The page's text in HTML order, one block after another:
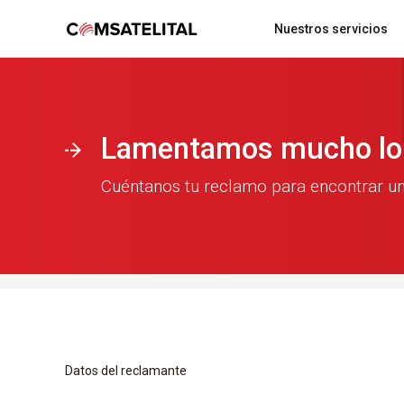
Nuestros servicios
Localización y monitoreo vehicular
Acerca de comsatelital
Lamentamos mucho
Cuéntanos tu reclamo para encontrar
Datos del reclamante